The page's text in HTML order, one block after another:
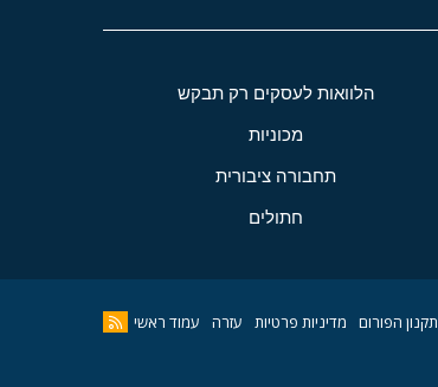
הלוואות לעסקים רק תבקש
מכוניות
תחבורה ציבורית
חתולים
תקנון הפורום מדיניות פרטיות עזרה עמוד ראשי